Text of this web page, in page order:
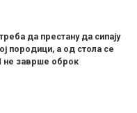
да престану да сипају
породици, а од стола се
заврше оброк